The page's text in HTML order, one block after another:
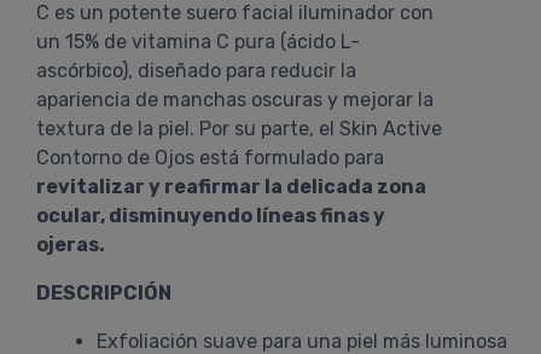
C es un potente suero facial iluminador con
un 15% de vitamina C pura (ácido L-
ascórbico), diseñado para reducir la
apariencia de manchas oscuras y mejorar la
textura de la piel. Por su parte, el Skin Active
Contorno de Ojos está formulado para
revitalizar y reafirmar la delicada zona
ocular, disminuyendo líneas finas y
ojeras.
DESCRIPCIÓN
Exfoliación suave para una piel más luminosa